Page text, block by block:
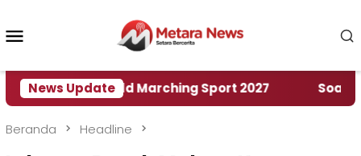
konten
News Update
World Marching Sport 2027 ‎Soal Rencana
Beranda Headline